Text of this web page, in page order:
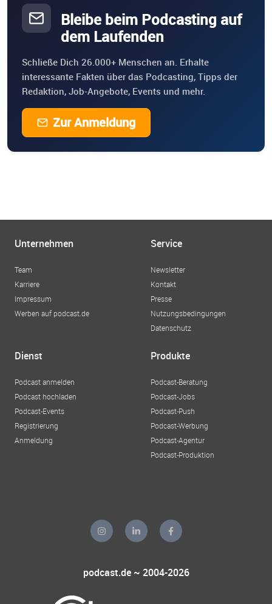
Bleibe beim Podcasting auf
dem Laufenden
Schließe Dich 26.000+ Menschen an. Erhalte
interessante Fakten über das Podcasting, Tipps der
Redaktion, Job-Angebote, Events und mehr.
Zur Anmeldung
Unternehmen
Team
Karriere
Impressum
Werben auf podcast.de
Service
Newsletter
Kontakt
Presse
Nutzungsbedingungen
Datenschutz
Dienst
Podcast anmelden
Podcast hochladen
Podcast-Events
Registrierung
Anmeldung
Produkte
Podcast-Beratung
Podcast-Jobs
Podcast-Push
Podcast-Werbung
Podcast-Agentur
Podcast-Produktion
podcast.de ~ 2004-2026